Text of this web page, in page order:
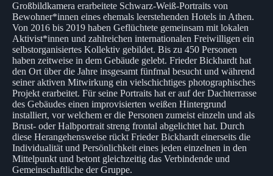
Großbildkamera erarbeitete Schwarz-Weiß-Portraits von
Bewohner*innen eines ehemals leerstehenden Hotels in Athen.
Von 2016 bis 2019 haben Geflüchtete gemeinsam mit lokalen
Aktivist*innen und zahlreichen internationalen Freiwilligen ein
selbstorganisiertes Kollektiv gebildet. Bis zu 450 Personen
haben zeitweise in dem Gebäude gelebt. Frieder Bickhardt hat
den Ort über die Jahre insgesamt fünfmal besucht und während
seiner aktiven Mitwirkung ein vielschichtiges photographisches
Projekt erarbeitet. Für seine Portraits hat er auf der Dachterrasse
des Gebäudes einen improvisierten weißen Hintergrund
installiert, vor welchem er die Personen zumeist einzeln und als
Brust- oder Halbportrait streng frontal abgelichtet hat. Durch
diese Herangehensweise rückt Frieder Bickhardt einerseits die
Individualität und Persönlichkeit eines jeden einzelnen in den
Mittelpunkt und betont gleichzeitig das Verbindende und
Gemeinschaftliche der Gruppe.